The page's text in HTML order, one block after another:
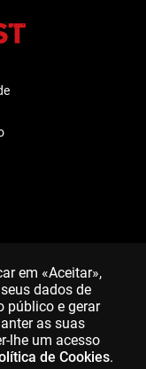
em «Aceitar»,
dados de
público e gerar
as suas
lhe um acesso
de Cookies.